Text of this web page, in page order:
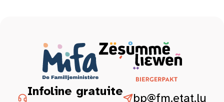
Infoline gratuite
bp@fm.etat.lu